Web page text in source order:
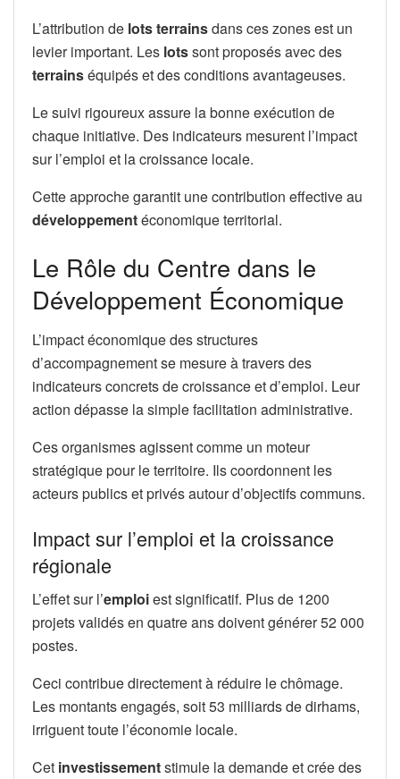
L’attribution de lots terrainsdans ces zones est un
levier important. Les lotssont proposés avec des
terrainséquipés et des conditions avantageuses.
Le suivi rigoureux assure la bonne exécution de
chaque initiative. Des indicateurs mesurent l’impact
sur l’emploi et la croissance locale.
Cette approche garantit une contribution effective au
développementéconomique territorial.
Le Rôle du Centre dans le
Développement Économique
L’impact économique des structures
d’accompagnement se mesure à travers des
indicateurs concrets de croissance et d’emploi. Leur
action dépasse la simple facilitation administrative.
Ces organismes agissent comme un moteur
stratégique pour le territoire. Ils coordonnent les
acteurs publics et privés autour d’objectifs communs.
Impact sur l’emploi et la croissance
régionale
L’effet sur l’emploiest significatif. Plus de 1200
projets validés en quatre ans doivent générer 52 000
postes.
Ceci contribue directement à réduire le chômage.
Les montants engagés, soit 53 milliards de dirhams,
irriguent toute l’économie locale.
Cet investissementstimule la demande et crée des